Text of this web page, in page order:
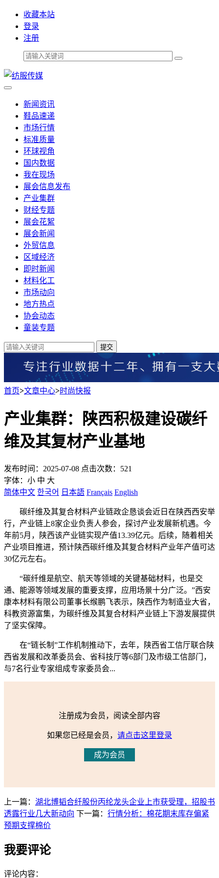
收藏本站
登录
注册
新闻资讯
鞋品速递
市场行情
标准质量
环球视角
国内数据
我在现场
展会信息发布
产业集群
财经专题
展会花絮
展会新闻
外贸信息
区域经济
即时新闻
材料化工
市场动向
地方热点
协会动态
童装专题
提交
首页>文章中心>时尚快报
产业集群：陕西积极建设碳纤
维及其复材产业基地
发布时间：2025-07-08 点击次数：521
字体： 小 中 大
简体中文 한국어 日本語 Français English
碳纤维及其复合材料产业链政企恳谈会近日在陕西西安举
行，产业链上8家企业负责人参会，探讨产业发展新机遇。今
年前5月，陕西该产业链实现产值13.39亿元。后续，随着相关
产业项目推进，预计陕西碳纤维及其复合材料产业年产值可达
30亿元左右。
“碳纤维是航空、航天等领域的关键基础材料，也是交
通、能源等领域发展的重要支撑，应用场景十分广泛。”西安
康本材料有限公司董事长缑鹏飞表示，陕西作为制造业大省，
科教资源富集，为碳纤维及其复合材料产业链上下游发展提供
了坚实保障。
在“链长制”工作机制推动下，去年，陕西省工信厅联合陕
西省发展和改革委员会、省科技厅等6部门及市级工信部门，
与7名行业专家组成专家委员会...
注册成为会员，阅读全部内容
如果您已经是会员， 请点击这里登录
成为会员
上一篇： 湖北博韬合纤股份丙纶龙头企业上市获受理，招股书
透露行业几大新动向 下一篇： 行情分析：棉花期末库存偏紧
预期支撑棉价
我要评论
评论内容：